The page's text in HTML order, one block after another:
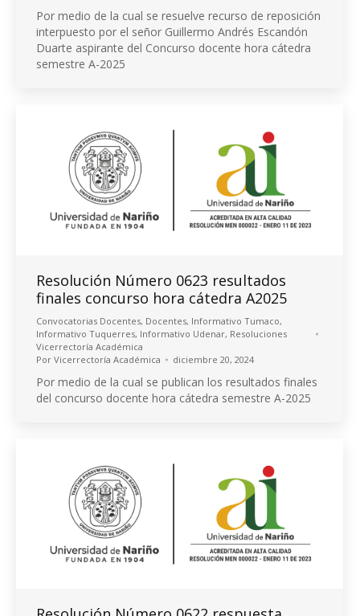
Por medio de la cual se resuelve recurso de reposición
interpuesto por el señor Guillermo Andrés Escandón
Duarte aspirante del Concurso docente hora cátedra
semestre A-2025
Resolución Número 0623 resultados
finales concurso hora cátedra A2025
Convocatorias Docentes, Docentes, Informativo Tumaco,
Informativo Tuquerres, Informativo Udenar, Resoluciones
Vicerrectoría Académica
Por Vicerrectoría Académica diciembre 20, 2024
Por medio de la cual se publican los resultados finales
del concurso docente hora cátedra semestre A-2025